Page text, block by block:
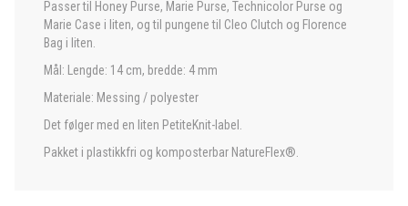
Passer til Honey Purse, Marie Purse, Technicolor Purse og
Marie Case i liten, og til pungene til Cleo Clutch og Florence
Bag i liten.
Mål: Lengde: 14 cm, bredde: 4 mm
Materiale: Messing / polyester
Det følger med en liten PetiteKnit-label.
Pakket i plastikkfri og komposterbar NatureFlex®.